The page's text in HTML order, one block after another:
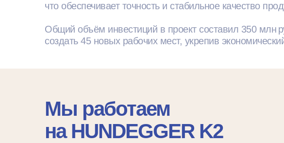
что обеспечивает точность и стабильное качество
Общий объём инвестиций в проект составил 350 млн
создать 45 новых рабочих мест, укрепив
Мы работаем
на HUNDEGGER K2